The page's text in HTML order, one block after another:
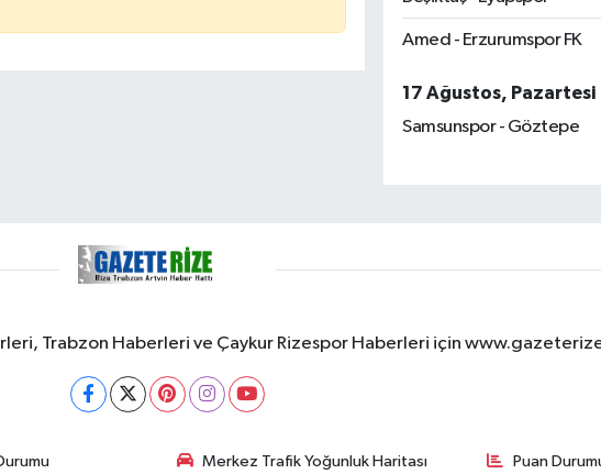
Amed - Erzurumspor FK
17 Ağustos, Pazartesi
Samsunspor - Göztepe
Trabzon Haberleri ve Çaykur Rizespor Haberleri için
Merkez Trafik Yoğunluk Haritası Puan